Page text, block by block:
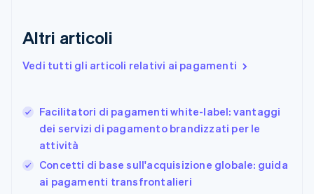
Altri articoli
Vedi tutti gli articoli relativi ai pagamenti
Facilitatori di pagamenti white-label: vantaggi
dei servizi di pagamento brandizzati per le
attività
Concetti di base sull'acquisizione globale: guida
ai pagamenti transfrontalieri
Finlandia
Francia
Deutsch English
Giappone
日本語English
English
Grecia